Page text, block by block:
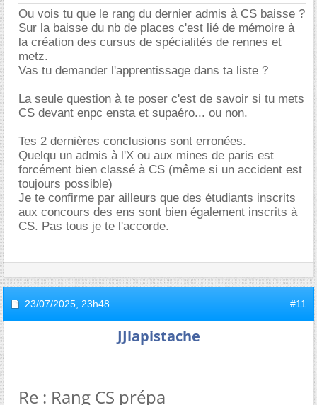
Ou vois tu que le rang du dernier admis à CS baisse ?
Sur la baisse du nb de places c'est lié de mémoire à
la création des cursus de spécialités de rennes et
metz.
Vas tu demander l'apprentissage dans ta liste ?
La seule question à te poser c'est de savoir si tu mets
CS devant enpc ensta et supaéro... ou non.
Tes 2 dernières conclusions sont erronées.
Quelqu un admis à l'X ou aux mines de paris est
forcément bien classé à CS (même si un accident est
toujours possible)
Je te confirme par ailleurs que des étudiants inscrits
aux concours des ens sont bien également inscrits à
CS. Pas tous je te l'accorde.
23/07/2025, 23h48 #11
JJlapistache
Re : Rang CS prépa